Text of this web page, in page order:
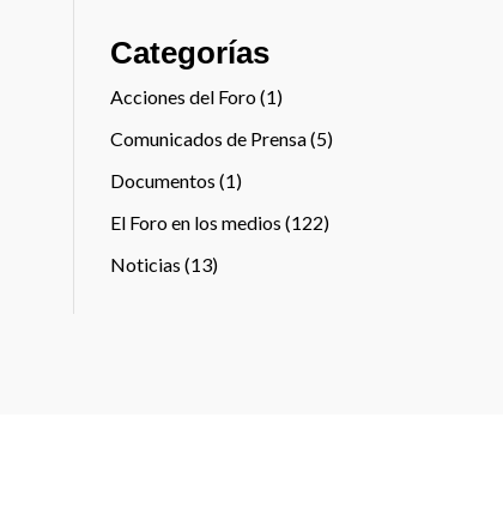
Categorías
Acciones del Foro(1)
Comunicados de Prensa(5)
Documentos (1)
El Foro en los medios (122)
Noticias (13)